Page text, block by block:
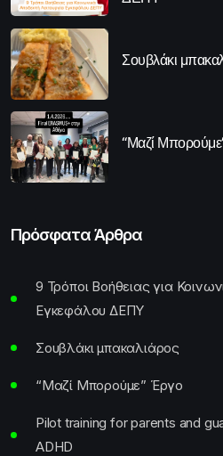
Σουβλάκι
“Μαζί
Πρόσφατα Άρθρα
9 Τρόποι Βοήθειας για
Εγκεφάλου ΔΕΠΥ
Σουβλάκι μπακαλιάρος
“Μαζί Μπορούμε” Έργο
Pilot training for parents and
ADHD